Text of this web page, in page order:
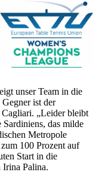
unser Team in die
ist der
„Leider bleibt
das milde
Metropole
100 Prozent auf
Start in die
Irina Palina.